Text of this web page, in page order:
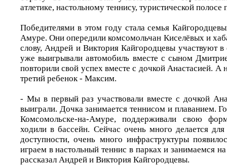
атлетике, настольному теннису, туристической
Победителями в этом году стала семья
Амуре. Они опередили комсомольчан Киселёвых и
слову, Андрей и Виктория Кайгородцевы участвуют в
уже выигрывали автомобиль вместе с сыном
повторили свой успех вместе с дочкой Анастасией. А
третий ребенок - Максим.
- Мы в первый раз участвовали вместе с дочкой
выиграли. Дочка занимается теннисом и плаванием.
Комсомольске-на-Амуре, поддерживали свою
ходили в бассейн. Сейчас очень много делается
доступности, очень много инфраструктуры
играем в настольный теннис в парках и занимаемся
рассказал Андрей и Виктория Кайгородцевы.